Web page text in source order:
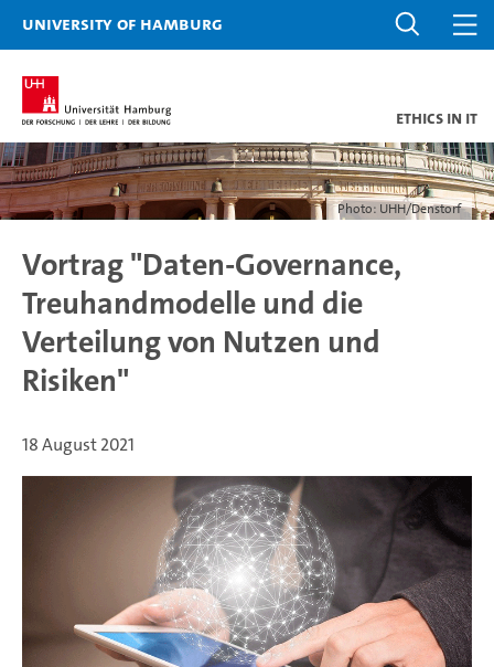
University of Hamburg
Ethics in IT
Photo: UHH/Denstorf
Vortrag "Daten-Governance,
Treuhandmodelle und die
Verteilung von Nutzen und
Risiken"
18 August 2021